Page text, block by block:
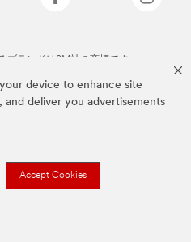
device to enhance site
and deliver you advertisements
Accept Cookies
ブランドは3M社の商標です。